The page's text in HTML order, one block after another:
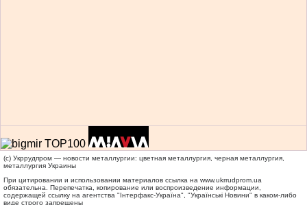
(c) Укррудпром — новости металлургии: цветная металлургия, черная металлургия,
металлургия Украины
При цитировании и использовании материалов ссылка на www.ukrrudprom.ua
обязательна. Перепечатка, копирование или воспроизведение информации,
содержащей ссылку на агентства "Iнтерфакс-Україна", "Українськi Новини" в каком-либо
виде строго запрещены